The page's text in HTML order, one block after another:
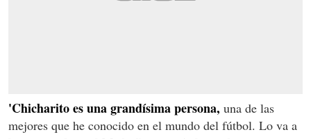
'Chicharito es una grandísima persona, una de las
mejores que he conocido en el mundo del fútbol. Lo va a